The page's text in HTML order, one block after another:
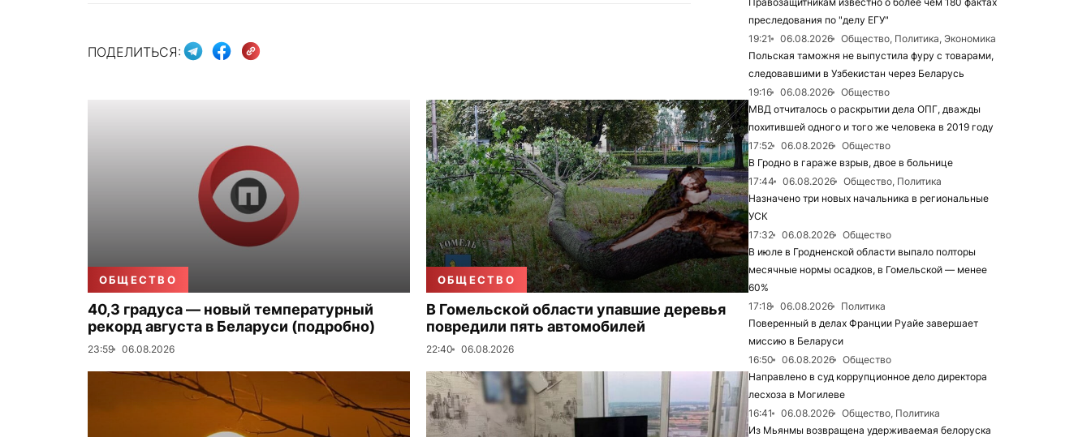
ПОДЕЛИТЬСЯ:
ОБЩЕСТВО
40,3 градуса — новый температурный
рекорд августа в Беларуси (подробно)
23:59 06.08.2026
ОБЩЕСТВО
В Гомельской области упавшие деревья
повредили пять автомобилей
22:40 06.08.2026
преследования по "делу ЕГУ"
19:21
06.08.2026
Общество, Политика, Экономика
Польская таможня не выпустила фуру с товарами,
следовавшими в Узбекистан через Беларусь
19:16
06.08.2026
Общество
МВД отчиталось о раскрытии дела ОПГ, дважды
похитившей одного и того же человека в 2019 году
17:52
06.08.2026
Общество
В Гродно в гараже взрыв, двое в больнице
17:44
06.08.2026
Общество, Политика
Назначено три новых начальника в региональные
УСК
17:32
06.08.2026
Общество
В июле в Гродненской области выпало полторы
месячные нормы осадков, в Гомельской — менее
60%
17:18
06.08.2026
Политика
Поверенный в делах Франции Руайе завершает
миссию в Беларуси
16:50
06.08.2026
Общество
Направлено в суд коррупционное дело директора
лесхоза в Могилеве
16:41
06.08.2026
Общество, Политика
Из Мьянмы возвращена удерживаемая белоруска